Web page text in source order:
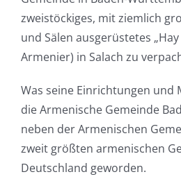
zweistöckiges, mit ziemlich
und Sälen ausgerüstetes
Armenier) in Salach zu
Was seine Einrichtungen und
die Armenische Gemeinde
neben der Armenischen
zweit größten armenischen
Deutschland geworden.